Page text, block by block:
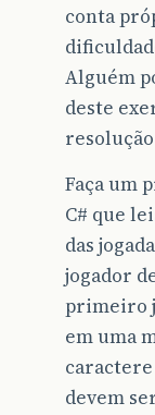
conta
Alguém
deste
resolução
Faça um
C# que
das
jogador
primeiro
em uma
caractere
devem